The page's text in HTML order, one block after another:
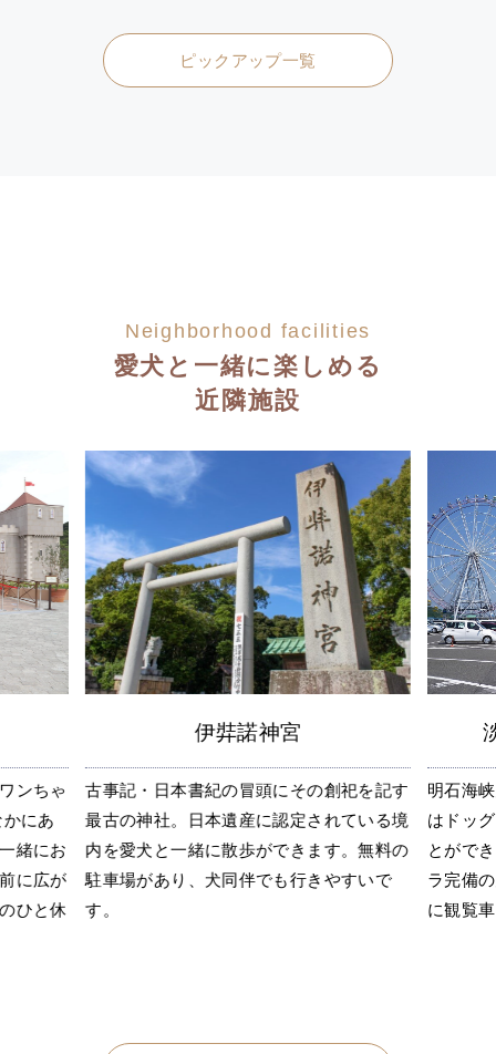
ピックアップ一覧
Neighborhood facilities
愛犬と一緒に楽しめる
近隣施設
ンちゃ
にあ
緒にお
に広が
ひと休
伊弉諾神宮
古事記・日本書紀の冒頭にその創祀を記す
最古の神社。日本遺産に認定されている境
内を愛犬と一緒に散歩ができます。無料の
駐車場があり、犬同伴でも行きやすいで
す。
明石海
はドッ
とがで
ラ完備
に観覧